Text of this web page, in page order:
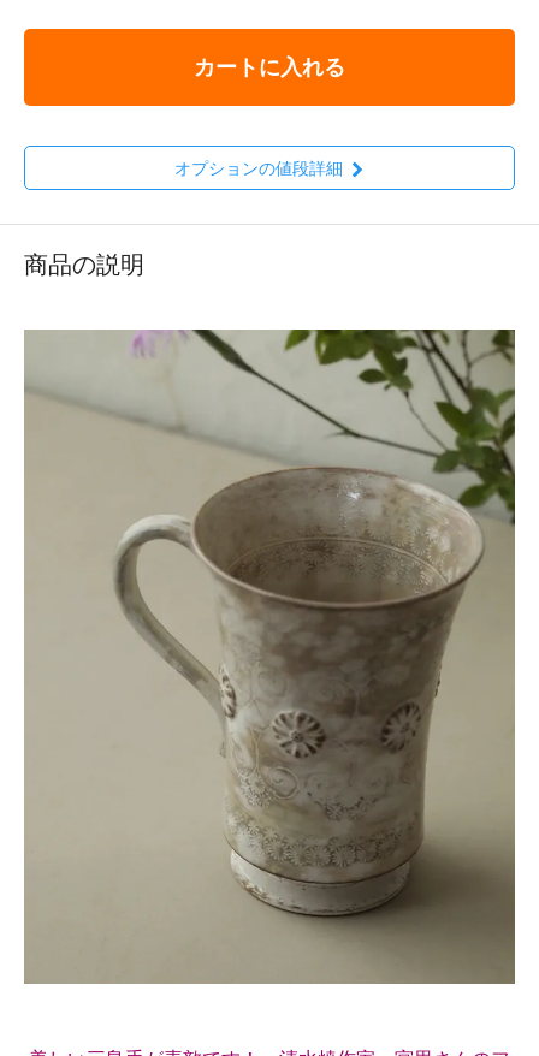
カートに入れる
オプションの値段詳細
商品の説明